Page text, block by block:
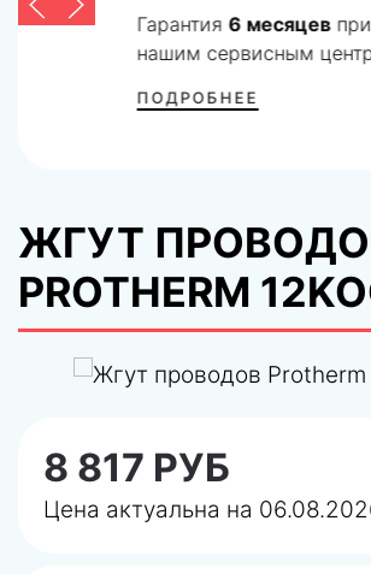
Гарантия 6 месяцевпри
нашим сервисным
ПОДРОБНЕЕ
ЖГУТ
PROTHERM
8 817 РУБ
Цена актуальна на